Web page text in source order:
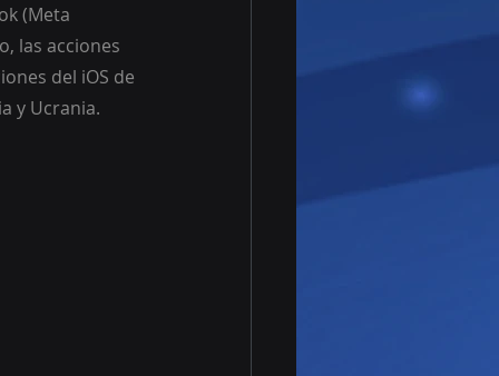
(Meta
las acciones
del iOS de
y Ucrania.